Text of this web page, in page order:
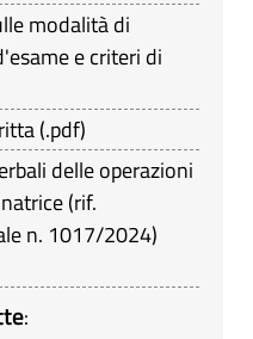
modalità di
e criteri di
(.pdf)
delle operazioni
(rif.
n. 1017/2024)
: